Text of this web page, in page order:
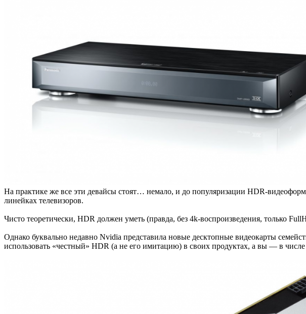
На практике же все эти девайсы стоят… немало, и до популяризации HDR-
линейках телевизоров.
Чисто теоретически, HDR должен уметь (правда, без 4k-воспроизведения, только
Однако буквально недавно Nvidia представила новые десктопные видеокарты
использовать «честный» HDR (а не его имитацию) в своих продуктах, а вы — в